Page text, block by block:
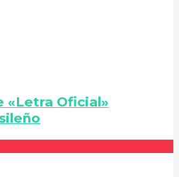
«Letra Oficial»